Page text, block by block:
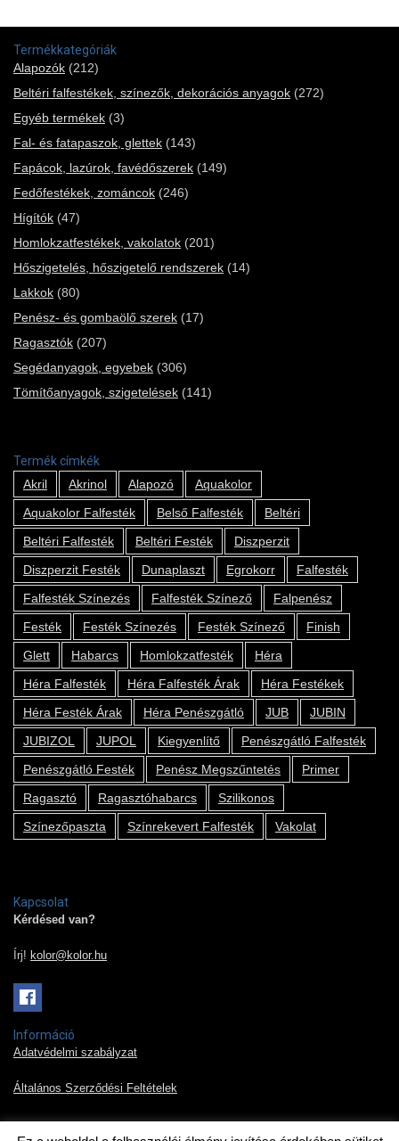
Termékkategóriák
Alapozók (212)
Beltéri falfestékek, színezők, dekorációs anyagok (272)
Egyéb termékek (3)
Fal- és fatapaszok, glettek (143)
Fapácok, lazúrok, favédőszerek (149)
Fedőfestékek, zománcok (246)
Hígítók (47)
Homlokzatfestékek, vakolatok (201)
Hőszigetelés, hőszigetelő rendszerek (14)
Lakkok (80)
Penész- és gombaölő szerek (17)
Ragasztók (207)
Segédanyagok, egyebek (306)
Tömítőanyagok, szigetelések (141)
Termék címkék
Akril
Akrinol Alapozó
Aquakolor
Aquakolor Falfesték
Belső Falfesték
Beltéri
Beltéri Falfesték
Beltéri Festék
Diszperzit
Diszperzit Festék
Dunaplaszt Egrokorr
Falfesték
Falfesték Színezés
Falfesték Színező
Falpenész
Festék
Festék Színezés Festék Színező
Finish
Glett
Habarcs Homlokzatfesték
Héra
Héra Falfesték
Héra Falfesték Árak
Héra Festékek
Héra Festék Árak
Héra Penészgátló JUB
JUBIN
JUBIZOL
JUPOL Kiegyenlítő
Penészgátló Falfesték
Penészgátló Festék
Penész Megszűntetés
Primer
Ragasztó
Ragasztóhabarcs
Szilikonos
Színezőpaszta
Színrekevert Falfesték Vakolat
Kapcsolat
Kérdésed van?
Írj! kolor@kolor.hu
Információ
Adatvédelmi szabályzat
Általános Szerződési Feltételek